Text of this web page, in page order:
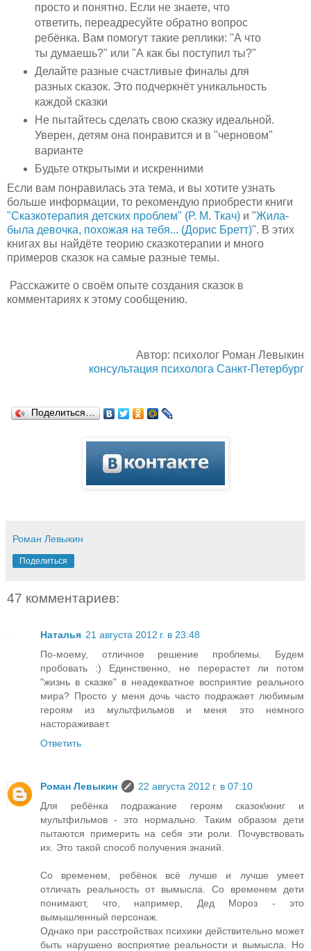
просто и понятно. Если не знаете, что
ответить, переадресуйте обратно вопрос
ребёнка. Вам помогут такие реплики: "А что
ты думаешь?" или "А как бы поступил ты?"
Делайте разные счастливые финалы для
разных сказок. Это подчеркнёт уникальность
каждой сказки
Не пытайтесь сделать свою сказку идеальной.
Уверен, детям она понравится и в "черновом"
варианте
Будьте открытыми и искренними
Если вам понравилась эта тема, и вы хотите узнать
больше информации, то рекомендую приобрести книги
"Сказкотерапия детских проблем" (Р. М. Ткач) и "Жила-
была девочка, похожая на тебя... (Дорис Бретт)". В этих
книгах вы найдёте теорию сказкотерапии и много
примеров сказок на самые разные темы.
Расскажите о своём опыте создания сказок в
комментариях к этому сообщению.
Автор: психолог Роман Левыкин
консультация психолога Санкт-Петербург
Поделиться…
Роман Левыкин
Поделиться
47 комментариев:
Наталья 21 августа 2012 г. в 23:48
По-моему, отличное решение проблемы. Будем
пробовать :) Единственно, не перерастет ли потом
"жизнь в сказке" в неадекватное восприятие реального
мира? Просто у меня дочь часто подражает любимым
героям из мультфильмов и меня это немного
настораживает.
Ответить
Роман Левыкин
22 августа 2012 г. в 07:10
Для ребёнка подражание героям сказок\книг и
мультфильмов - это нормально. Таким образом дети
пытаются примерить на себя эти роли. Почувствовать
их. Это такой способ получения знаний.
Со временем, ребёнок всё лучше и лучше умеет
отличать реальность от вымысла. Со временем дети
понимают, что, например, Дед Мороз - это
вымышленный персонаж.
Однако при расстройствах психики действительно может
быть нарушено восприятие реальности и вымысла. Но